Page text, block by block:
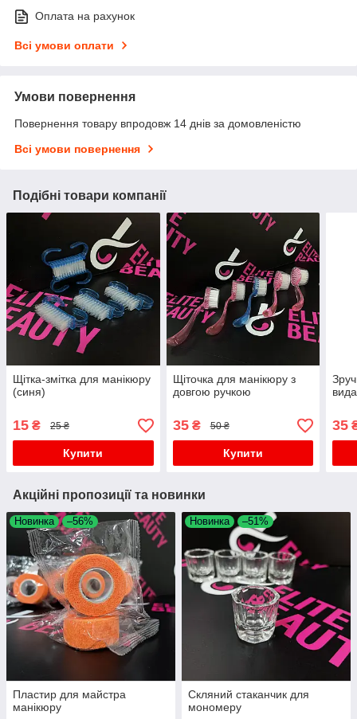
Оплата на рахунок
Всі умови оплати
Умови повернення
Повернення товару впродовж 14 днів за домовленістю
Всі умови повернення
Подібні товари компанії
Щітка-змітка для манікюру
(синя)
15 ₴ 25 ₴
Купити
Щіточка для манікюру з
довгою ручкою
35₴ 50 ₴
Купити
35
Акційні пропозиції та новинки
Новинка –56%
Пластир для майстра
манікюру
Новинка –51%
Скляний стаканчик для
мономеру